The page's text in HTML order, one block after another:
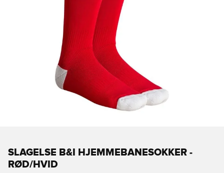
SLAGELSE B&I HJEMMEBANESOKKER -
RØD/HVID